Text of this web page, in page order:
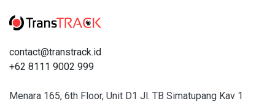
contact@transtrack.id
+62 8111 9002 999
Menara 165, 6th Floor, Unit D1 Jl. TB Simatupang Kav 1